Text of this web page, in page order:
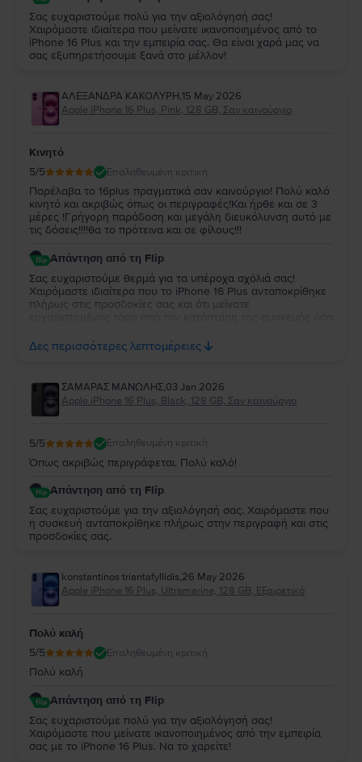
Σας ευχαριστούμε πολύ για την αξιολόγησή σας!
Χαιρόμαστε ιδιαίτερα που μείνατε ικανοποιημένος από το
iPhone 16 Plus και την εμπειρία σας. Θα είναι χαρά μας να
σας εξυπηρετήσουμε ξανά στο μέλλον!
ΑΛΕΞΑΝΔΡΑ ΚΑΚΟΛΥΡΗ,15 May 2026
Apple iPhone 16 Plus, Pink, 128 GB, Σαν καινούργιο
Κινητό
5/5 Επαληθευμένη κριτική
Παρέλαβα το 16plus πραγματικά σαν καινούργιο! Πολύ καλό
κινητό και ακριβώς όπως οι περιγραφές!Και ήρθε και σε 3
μέρες !Γρήγορη παράδοση και μεγάλη διευκόλυνση αυτό με
τις δόσεις!!!!θα το πρότεινα και σε φίλους!!!
Απάντηση από τη Flip
Σας ευχαριστούμε θερμά για τα υπέροχα σχόλιά σας!
Χαιρόμαστε ιδιαίτερα που το iPhone 16 Plus ανταποκρίθηκε
πλήρως στις προσδοκίες σας και ότι μείνατε
που η δυνατότητα δόσεων σας διευκόλυνε και ακόμη
περισσότερο που θα μας προτείνατε και σε φίλους σας. Η
Δες περισσότερες λεπτομέρειες
ΣΑΜΑΡΑΣ ΜΑΝΩΛΗΣ,03 Jan 2026
Apple iPhone 16 Plus, Black, 128 GB, Σαν καινούργιο
5/5 Επαληθευμένη κριτική
Όπως ακριβώς περιγράφεται. Πολύ καλό!
Απάντηση από τη Flip
Σας ευχαριστούμε για την αξιολόγησή σας. Χαιρόμαστε που
η συσκευή ανταποκρίθηκε πλήρως στην περιγραφή και στις
προσδοκίες σας.
konstantinos triantafyllidis,26 May 2026
Apple iPhone 16 Plus, Ultramarine, 128 GB, Εξαιρετικό
Πολύ καλή
5/5 Επαληθευμένη κριτική
Πολύ καλή
Απάντηση από τη Flip
Σας ευχαριστούμε πολύ για την αξιολόγησή σας!
Χαιρόμαστε που μείνατε ικανοποιημένος από την εμπειρία
σας με το iPhone 16 Plus. Να το χαρείτε!